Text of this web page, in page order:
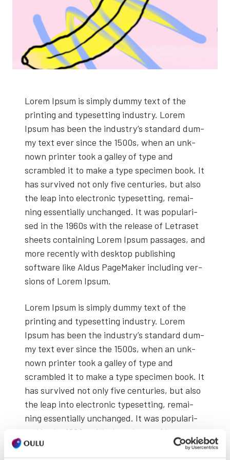
Lorem Ipsum is simply dum­my text of the
prin­ting and type­set­ting industry. Lorem
Ipsum has been the industry’s stan­dard dum­
my text ever since the 1500s, when an unk­
nown prin­ter took a gal­ley of type and
scrambled it to make a type speci­men book. It
has sur­vi­ved not only five cen­tu­ries, but also
the leap into elect­ro­nic type­set­ting, remai­
ning essen­tial­ly unc­han­ged. It was popu­la­ri­
sed in the 1960s with the relea­se of Let­ra­set
sheets con­tai­ning Lorem Ipsum pas­sa­ges, and
more recent­ly with desk­top publis­hing
softwa­re like Aldus Page­Ma­ker inclu­ding ver­
sions of Lorem Ipsum.
Lorem Ipsum is simply dum­my text of the
prin­ting and type­set­ting industry. Lorem
Ipsum has been the industry’s stan­dard dum­
my text ever since the 1500s, when an unk­
nown prin­ter took a gal­ley of type and
scrambled it to make a type speci­men book. It
has sur­vi­ved not only five cen­tu­ries, but also
the leap into elect­ro­nic type­set­ting, remai­
ning essen­tial­ly unc­han­ged. It was popu­la­ri­
sed in the 1960s with the relea­se of Let­ra­set
sheets con­tai­ning Lorem Ipsum pas­sa­ges, and